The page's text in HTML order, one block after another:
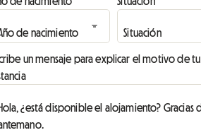
un mensaje para explicar el motivo de tu